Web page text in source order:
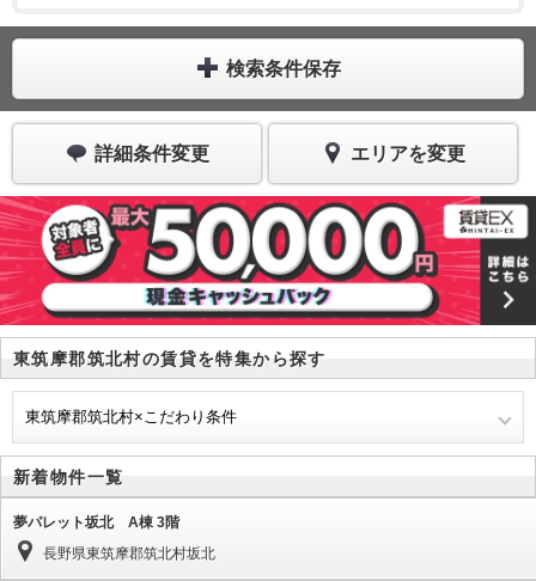
検索条件保存
詳細条件変更 エリアを変更
東筑摩郡筑北村の賃貸を特集から探す
東筑摩郡筑北村×こだわり条件
新着物件一覧
夢パレット坂北 A棟 3階
長野県東筑摩郡筑北村坂北